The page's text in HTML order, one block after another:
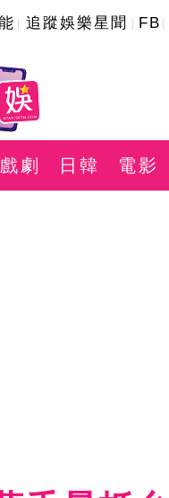
追蹤娛樂星聞 FB
戲劇 日韓 電影